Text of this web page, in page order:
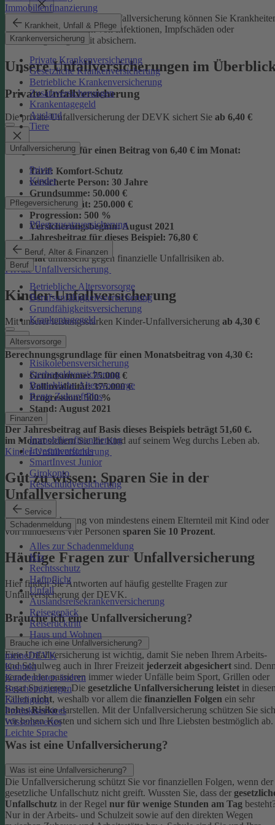
Immobilienfinanzierung
Krankheit, Unfall & Pflege
Krankenversicherung
Private Krankenversicherung
Gesetzliche Krankenversicherung
Betriebliche Krankenversicherung
Zusatzversicherungen
Krankentagegeld
Ausland
Tiere
Unfallversicherung
Privat
Kinder
Pflegeversicherung
Pflegezusatzversicherung
Beruf, Alter & Finanzen
Beruf
Betriebliche Altersvorsorge
Berufsunfähigkeitsversicherung
Grundfähigkeitsversicherung
Krankentagegeld
Altersvorsorge
Risikolebensversicherung
Sterbegeldversicherung
Betriebliche Altersvorsorge
Rente ZukunftPlus
Finanzen
Immobilienfinanzierung
Investmentfonds
SmartInvest Junior
Girokonto
Restschuldversicherung
Service
Schadenmeldung
Alles zur Schadenmeldung
Kfz
Rechtsschutz
Haftpflicht
Unfall
Auslandsreisekrankenversicherung
Reisegepäck
Reiserücktritt
Haus und Wohnen
meineDEVK
Kontakt
Kundendaten ändern
Bescheinigungen
Kündigung
Produktservices
Wissenswertes
Leichte Sprache
Mit der Junior-Plus-Unfallversicherung können Sie
sowie die Folgen von Infektionen, Impfschäden oder
Vergiftungen mit absichern.
Unsere Unfallversicherungen im
Private Unfallversicherung
Die private Unfallversicherung der DEVK sichert Sie ab 6,40 €
Beispielrechnung für einen Beitrag von 6,40 € im Monat:
Tarif: Komfort-Schutz
versicherte Person: 30 Jahre
Grundsumme: 50.000 €
Vollinvalidität: 250.000 €
Progression: 500 %
Versicherungsbeginn:August 2021
Jahresbeitrag für dieses Beispiel: 76,80 €
im Monatumfassend gegen finanzielle Unfallrisiken ab.
Private Unfallversicherung
Kinder-Unfallversicherung
Mit unserer leistungsstarken Kinder-Unfallversicherung ab 4,30 €
Berechnungsgrundlage für einen Monatsbeitrag von 4,30 €:
Grundsumme:75.000 €
Vollinvalidität:375.000 €
Progression:500 %
Stand: August 2021
Der Jahresbeitrag auf Basis dieses Beispiels beträgt 51,60 €.
im Monatsichern Sie Ihr Kind auf seinem Weg durchs Leben ab.
Kinder-Unfallversicherung
Gut zu wissen: Sparen Sie in der
Unfallversicherung
Bei der Versicherung von mindestens einem Elternteil mit Kind oder
von mindestens vier Personen sparen Sie 10 Prozent.
Häufige Fragen zur Unfallversicherung
Hier finden Sie Antworten auf häufig gestellte Fragen zur
Unfallversicherung der DEVK.
Brauche ich eine Unfallversicherung?
Brauche ich eine Unfallversicherung?
Eine Unfallversicherung ist wichtig, damit Sie neben Ihrem Arbeits-
und Schulweg auch in Ihrer Freizeit jederzeit abgesichert sind.
gerade hier passieren immer wieder Unfälle beim Sport, Grillen oder
sogar Spazieren. Die gesetzliche Unfallversicherung leistet in
Fällennicht, weshalb vor allem die finanziellen Folgen ein sehr
hohes Risikodarstellen. Mit der Unfallversicherung schützen Sie sich
vor hohen Kosten und sichern sich und Ihre Liebsten bestmöglich ab.
Was ist eine Unfallversicherung?
Was ist eine Unfallversicherung?
Die Unfallversicherung schützt Sie vor finanziellen Folgen, wenn der
gesetzliche Unfallschutz nicht greift. Wussten Sie, dass der
Unfallschutz in der Regel nur für wenige Stunden am Tag
Nur in der Arbeits- und Schulzeit sowie auf den direkten Wegen